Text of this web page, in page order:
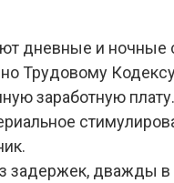
дневные и ночные
Трудовому
заработную
задержек, дважды